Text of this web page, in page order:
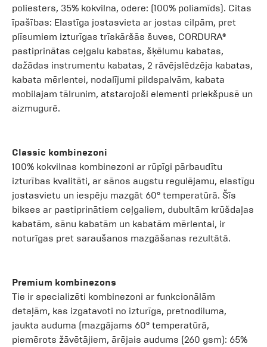
poliesters, 35% kokvilna, odere: (100% poliamīds). Citas
īpašības: Elastīga jostasvieta ar jostas cilpām, pret
plīsumiem izturīgas trīskāršās šuves, CORDURA®
pastiprinātas ceļgalu kabatas, šķēlumu kabatas,
dažādas instrumentu kabatas, 2 rāvējslēdzēja kabatas,
kabata mērlentei, nodalījumi pildspalvām, kabata
mobilajam tālrunim, atstarojoši elementi priekšpusē un
aizmugurē.
Classic kombinezoni
100% kokvilnas kombinezoni ar rūpīgi pārbaudītu
izturības kvalitāti, ar sānos augstu regulējamu, elastīgu
jostasvietu un iespēju mazgāt 60° temperatūrā. Šīs
bikses ar pastiprinātiem ceļgaliem, dubultām krūšdaļas
kabatām, sānu kabatām un kabatām mērlentai, ir
noturīgas pret saraušanos mazgāšanas rezultātā.
Premium kombinezons
Tie ir specializēti kombinezoni ar funkcionālām
detaļām, kas izgatavoti no izturīga, pretnodiluma,
jaukta auduma (mazgājams 60° temperatūrā,
piemērots žāvētājiem, ārējais audums (260 gsm): 65%